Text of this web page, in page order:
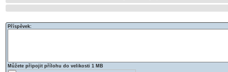
Příspěvek:
Můžete připojit přílohu do velikosti 1 MB